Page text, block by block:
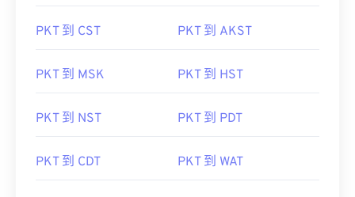
PKT 到 CST PKT 到 AKST
PKT 到 MSK PKT 到 HST
PKT 到 NST PKT 到 PDT
PKT 到 CDT PKT 到 WAT